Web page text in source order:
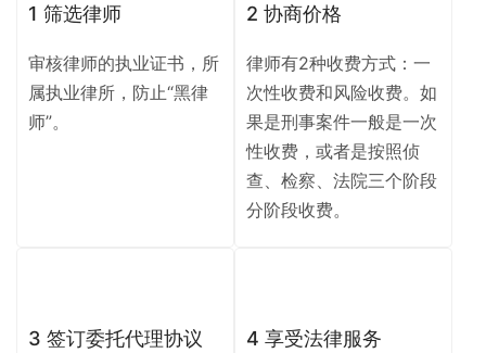
1 筛选律师
审核律师的执业证书，所
属执业律所，防止“黑律
师”。
2 协商价格
律师有2种收费方式：一
次性收费和风险收费。如
果是刑事案件一般是一次
性收费，或者是按照侦
查、检察、法院三个阶段
分阶段收费。
3 签订委托代理协议 4 享受法律服务